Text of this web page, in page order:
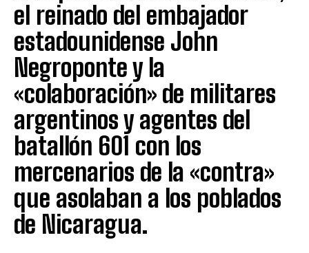
el reinado del embajador
estadounidense John
Negroponte y la
«colaboración» de militares
argentinos y agentes del
batallón 601 con los
mercenarios de la «contra»
que asolaban a los poblados
de Nicaragua.